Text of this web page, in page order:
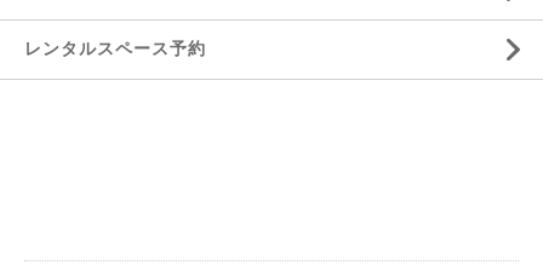
レンタルスペース予約